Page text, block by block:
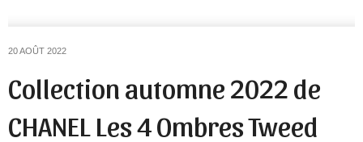
20 AOÛT 2022
Collection automne 2022 de
CHANEL Les 4 Ombres Tweed